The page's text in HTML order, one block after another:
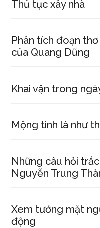
Thủ tục xây nhà
Phân tích đoạn
của Quang Dũng
Khai vận trong
Mộng tình là như
Những câu hỏi
Nguyễn Trung
Xem tướng mặt
động